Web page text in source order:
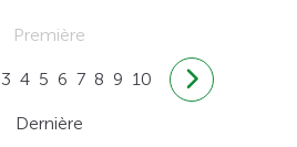
Première
3 4 5 6 7 8 9 10
Dernière